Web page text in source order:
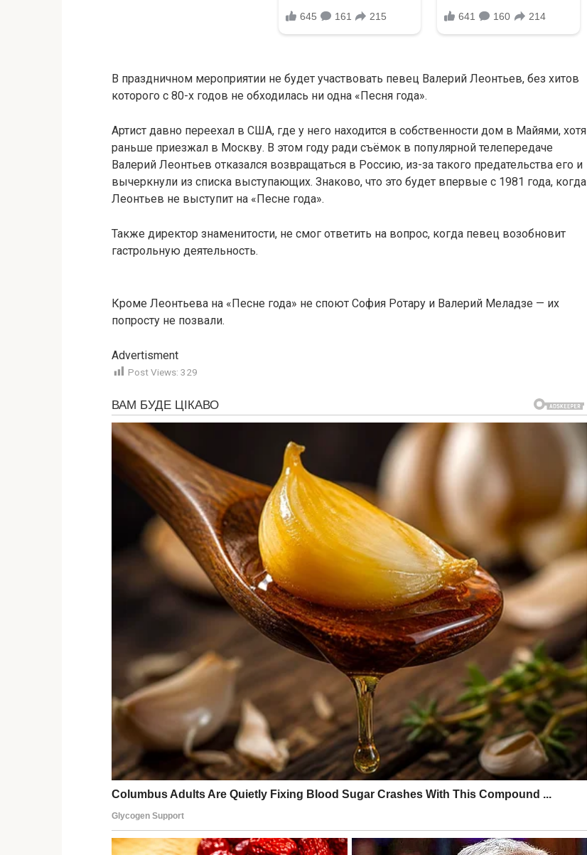
В праздничном мероприятии не будет участвовать певец Валерий Леонтьев, без хитов
которого с 80-х годов не обходилась ни одна «Песня года».
Артист давно переехал в США, где у него находится в собственности дом в Майями, хотя
раньше приезжал в Москву. В этом году ради съёмок в популярной телепередаче
Валерий Леонтьев отказался возвращаться в Россию, из-за такого предательства его и
вычеркнули из списка выступающих. Знаково, что это будет впервые с 1981 года, когда
Леонтьев не выступит на «Песне года».
Также директор знаменитости, не смог ответить на вопрос, когда певец возобновит
гастрольную деятельность.
Кроме Леонтьева на «Песне года» не споют София Ротару и Валерий Меладзе — их
попросту не позвали.
Advertisment
Post Views: 329